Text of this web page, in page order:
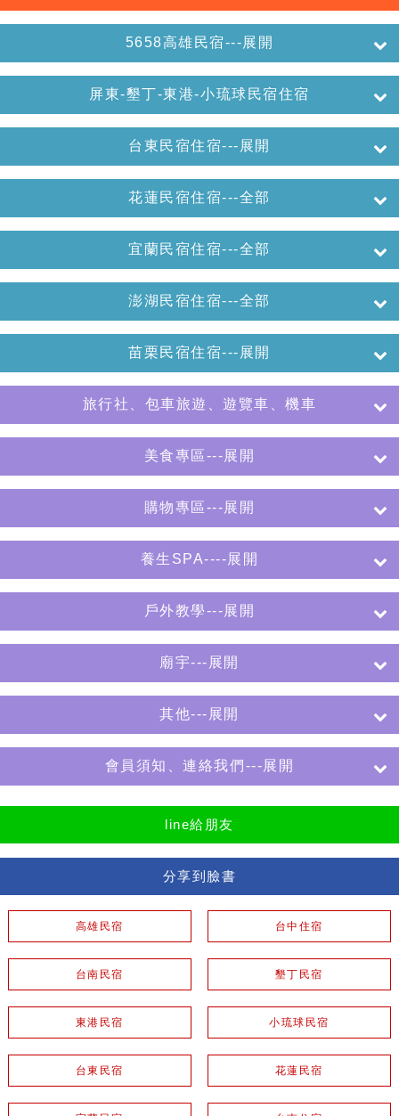
5658高雄民宿---展開
屏東-墾丁-東港-小琉球民宿住宿
台東民宿住宿---展開
花蓮民宿住宿---全部
宜蘭民宿住宿---全部
澎湖民宿住宿---全部
苗栗民宿住宿---展開
旅行社、包車旅遊、遊覽車、機車
美食專區---展開
購物專區---展開
養生SPA----展開
戶外教學---展開
廟宇---展開
其他---展開
會員須知、連絡我們---展開
line給朋友
分享到臉書
高雄民宿 台中住宿
台南民宿 墾丁民宿
東港民宿 小琉球民宿
台東民宿 花蓮民宿